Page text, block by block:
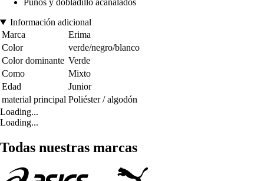
Puños y dobladillo acanalados
Información adicional
Marca
Erima
Color
verde/negro/blanco
Color dominante Verde
Como
Mixto
Edad
Junior
material principal Poliéster / algodón
Loading...
Loading...
Todas nuestras marcas